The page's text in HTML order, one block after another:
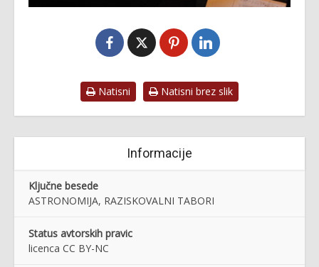
Natisni Natisni brez slik
Informacije
Ključne besede
ASTRONOMIJA, RAZISKOVALNI TABORI
Status avtorskih pravic
licenca CC BY-NC